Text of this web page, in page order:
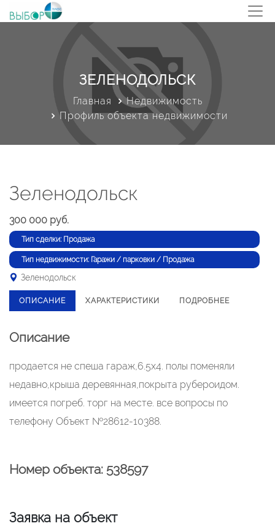
ЗЕЛЕНОДОЛЬСК
Главная
Недвижимость
Профиль объекта недвижимости
Зеленодольск
300 000 руб.
Тип сделки: Продажа
Тип недвижимости: Гаражи / парковки / Продажа
Зеленодольск
ОПИСАНИЕ ХАРАКТЕРИСТИКИ ПОДРОБНЕЕ
Описание
продается не спеша гараж,6.5х4. полы поменяли
недавно,крыша деревянная,покрыта рубероидом.
имеется погреб. торг на месте. все вопросы по
телефону Объект №28612-10388.
Номер объекта: 538597
Заявка на объект